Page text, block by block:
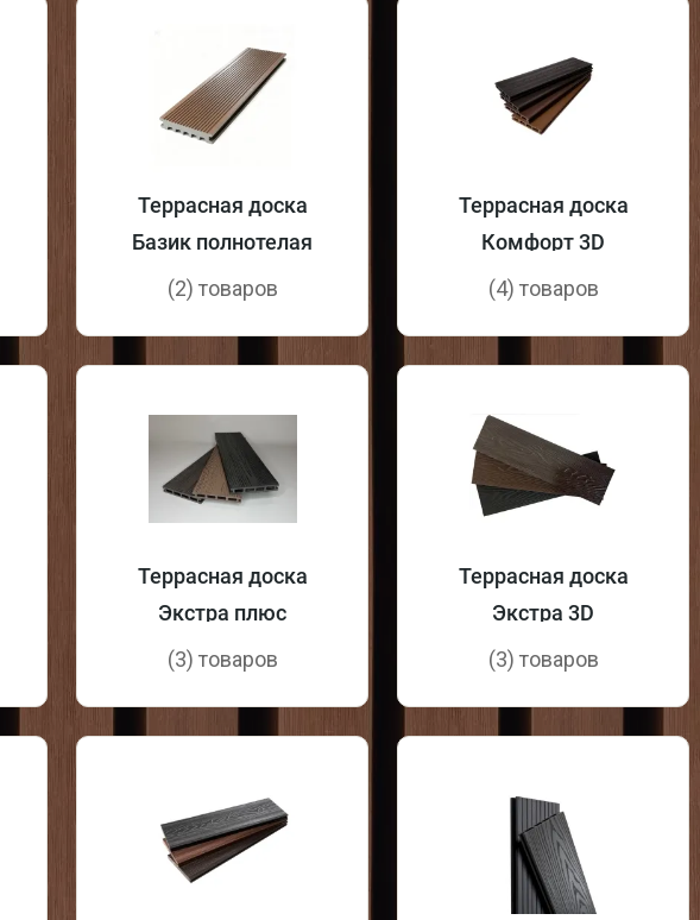
Террасная доска
Базик полнотелая
(2) товаров
Террасная доска
Комфорт 3D
(4) товаров
Террасная доска
Экстра плюс
(3) товаров
Террасная доска
Экстра 3D
(3) товаров